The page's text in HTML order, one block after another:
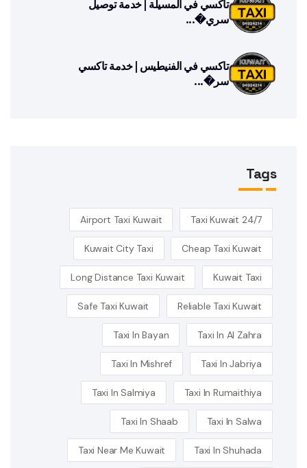
تاكسي في المسيلة | خدمة توصيل
سري�...
تاكسي في الفنيطيس | خدمة تاكسي
سر�...
Tags
24/7 Taxi Kuwait
Airport Taxi Kuwait
Cheap Taxi Kuwait
Kuwait City Taxi
Kuwait Taxi
Long Distance Taxi Kuwait
Reliable Taxi Kuwait
Safe Taxi Kuwait
Taxi In Al Zahra
Taxi In Bayan
Taxi In Jabriya
Taxi In Mishref
Taxi In Rumaithiya
Taxi In Salmiya
Taxi In Salwa
Taxi In Shaab
Taxi In Shuhada
Taxi Near Me Kuwait